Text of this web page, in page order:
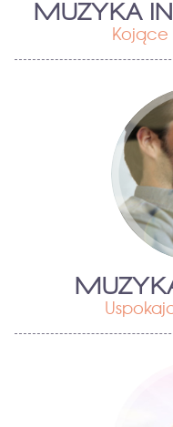
MUZYKA